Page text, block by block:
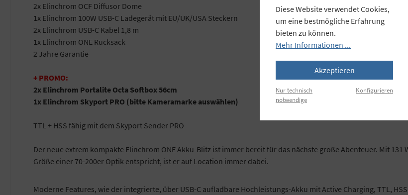
2x Elinchrom OCF Diffusor Dome
1x Elinchrom 100W USB-C Ladegerät mit EU/UK/USA Steckern
2x Elinchrom USB-C Kabel 1,8 m
1x Elinchrom ONE Rucksack
2 Jahre Garantie
+ PROMO:
2x Elinchrom Portalite Octa Softbox 56cm
1x Elinchrom Skyport PRO (bitte Kameramarke auswählen)
TTL + HSS fähig mit dem Skyport Sender PRO
Der neue extrem kompakte Elinchrom ONE Akku-Blitz ist immer bereit für das nächste große Abenteuer. Mit
Größe einer 70-200er Optik entspricht, ist er auf Location immer dabei.
Moderne Features, wie der integrierte, über USB-C aufladbare Hochleistungs-Akku mit Active Charging, TTL,
Diese Website verwendet Cookies,
um eine bestmögliche Erfahrung
bieten zu können.
Mehr Informationen ...
Akzeptieren
Nur technisch
notwendige
Konfigurieren